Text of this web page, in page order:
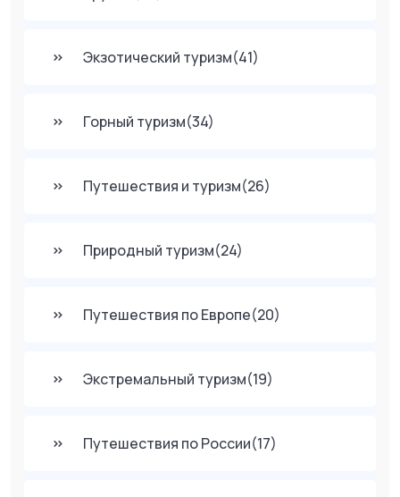
Экзотический туризм(41)
Горный туризм(34)
Путешествия и туризм(26)
Природный туризм(24)
Путешествия по Европе(20)
Экстремальный туризм(19)
Путешествия по России(17)